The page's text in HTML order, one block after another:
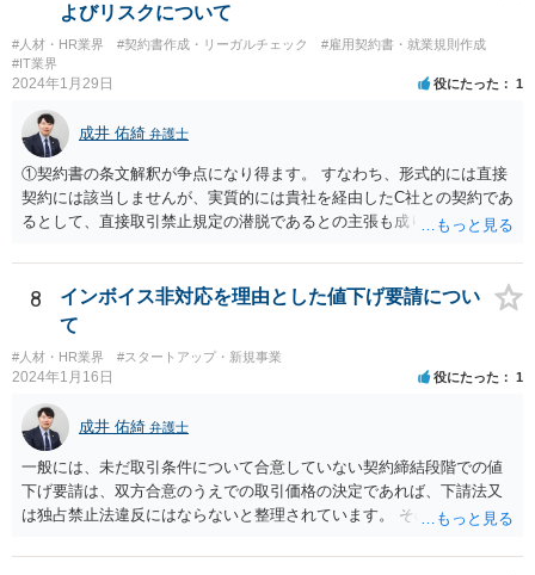
よびリスクについて
#人材・HR業界 #契約書作成・リーガルチェック
#雇用契約書・就業規則作成
#IT業界
2024年1月29日 役にたった 1
成井 佑綺 弁護士
①契約書の条文解釈が争点になり得ます。 すなわち、形式的には直接
契約には該当しませんが、実質的には貴社を経由したC社との契約であ
るとして、直接取引禁止規定の潜脱であるとの主張も成り立ち得るも
請求を受ける）可能性もあります。 基本的には、A、B社間で覚書を締
結するなど話をまとめていただいた方が宜しいかと存じます。 ②本掲
示板は法律相談に関する掲示板となりますので、法的な観点に限定し
た回答となりますが、一次的にB社から違約金の請求を受けるのはA社
と考えられます。 もっとも、貴社がスキームの決定をA社と共同して
行った場合、A社から事後的に違約金の一部について求償請求を受ける
可能性も否定はできません。 そのため、仮に当該スキームを実施する
にしても、A社に上記リスク（違約金を請求されるリスク）を負担して
貰える状況かというところも一つのポイントになろうかと存じます。
8
インボイス非対応を理由とした値下げ要請につい
て
#人材・HR業界 #スタートアップ・新規事業
2024年1月16日 役にたった 1
成井 佑綺 弁護士
一般には、未だ取引条件について合意していない契約締結段階での値
下げ要請は、双方合意のうえでの取引価格の決定であれば、下請法又
は独占禁止法違反にはならないと整理されています。 そのため、先方
（以下「差額」。本来仕入先が負担すべき部分。）について、契約締